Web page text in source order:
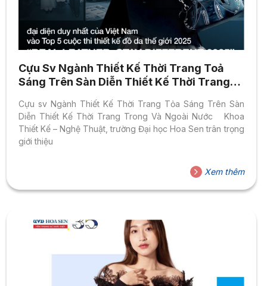
Cựu Sv Ngành Thiết Kế Thời Trang Toả
Sáng Trên Sàn Diễn Thiết Kế Thời Trang
Cựu sv Ngành Thiết Kế Thời Trang Tỏa Sáng Trên Sàn
Diễn Thiết Kế Thời Trang Trong Và Ngoài Nước Khoa
Thiết Kế – Nghệ Thuật, trường Đại học Hoa Sen trân trọng
giới thiệu
Xem thêm